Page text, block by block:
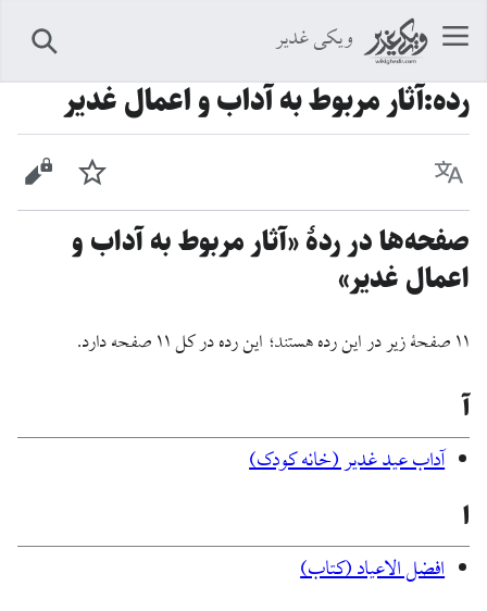
ویکی غدیر
رده:آثار مربوط به آداب و اعمال غدیر
زبان پیگیری
صفحه‌ها در ردهٔ «آثار مربوط به آداب و
اعمال غدیر»
۱۱ صفحۀ زیر در این رده هستند؛ این رده در کل ۱۱ صفحه دارد.
آ
آداب عید غدیر (خانه کودک)
ا
افضل الاعیاد (کتاب)